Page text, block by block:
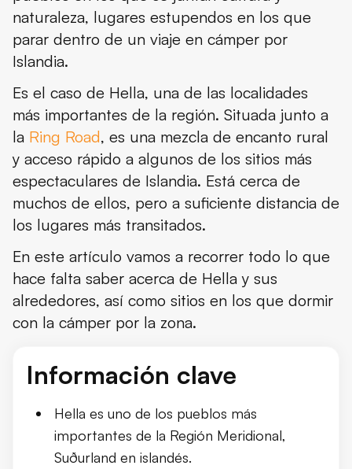
Dónde dormir en Hella y alrededores
Dónde comer en Hella
Qué ver y hacer en Hella
Qué ver cerca de Hella
El tiempo en Hella
Qué llevar en la maleta para ir a Hella
Consejos de viaje
Conclusión
naturaleza, lugares estupendos en los que
parar dentro de un viaje en cámper por
Islandia.
Es el caso de Hella, una de las localidades
más importantes de la región. Situada junto a
la Ring Road, es una mezcla de encanto rural
y acceso rápido a algunos de los sitios más
espectaculares de Islandia. Está cerca de
muchos de ellos, pero a suficiente distancia de
los lugares más transitados.
En este artículo vamos a recorrer todo lo que
hace falta saber acerca de Hella y sus
alrededores, así como sitios en los que dormir
con la cámper por la zona.
Información clave
Hella es uno de los pueblos más
importantes de la Región Meridional,
Suðurland en islandés.